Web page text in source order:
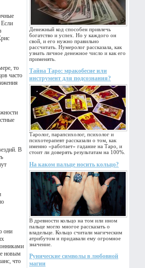
Денежный код способен привлечь
богатство и успех. Но у каждого он
свой, и его нужно правильно
рассчитать. Нумеролог рассказала, как
узнать личное денежное число и как его
применять.
Тайна Таро: мракобесие или
инструмент для подсознания?
Таролог, парапсихолог, психолог и
психотерапевт рассказали о том, как
именно «работает» гадание на Таро, и
стоит ли доверять результатам на 100%.
На каком пальце носить кольцо?
В древности кольцо на том или ином
пальце могло многое рассказать о
владельце. Кольцо считали магическим
атрибутом и придавали ему огромное
значение.
Рунические символы в любовной
магии
Если
то
часто
В
они
новым
что